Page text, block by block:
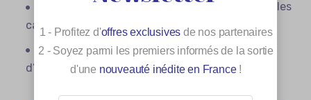
Synchronisation des prises de parole sur tous les
canaux choisis
Ajustement rapide selon les premiers retours
d’audience
1 - Profitez d'offres exclusives de nos partenaires
2 - Soyez parmi les premiers informés de la sortie
d'une nouveauté inédite en France!